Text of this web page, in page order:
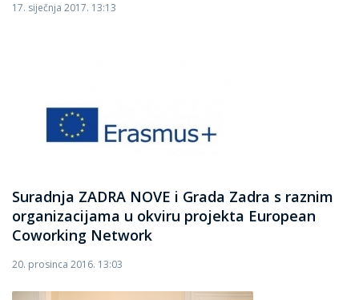
17. siječnja 2017. 13:13
Suradnja ZADRA NOVE i Grada Zadra s raznim
organizacijama u okviru projekta European
Coworking Network
20. prosinca 2016. 13:03